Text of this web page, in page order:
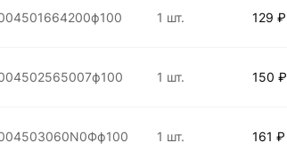
1 шт. 129 ₽
1 шт. 150 ₽
1 шт. 161 ₽